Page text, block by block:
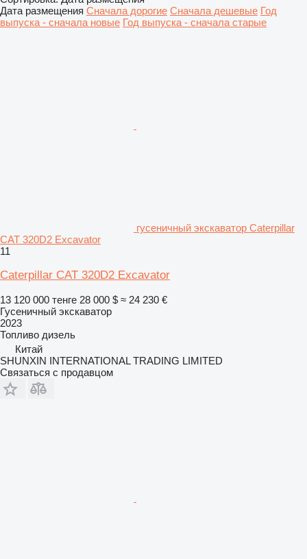
Дата размещения Сначала дорогие Сначала дешевые Год
выпуска - сначала новые Год выпуска - сначала старые
гусеничный экскаватор Caterpillar
CAT 320D2 Excavator
11
Caterpillar CAT 320D2 Excavator
13 120 000 тенге 28 000 $ ≈ 24 230 €
Гусеничный экскаватор
2023
Топливо дизель
Китай
SHUNXIN INTERNATIONAL TRADING LIMITED
Связаться с продавцом